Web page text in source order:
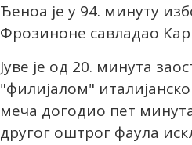
Ђеноа је у 94. минуту
Фрозиноне савладао
Јуве је од 20. минута
"филијалом"
меча догодио пет
другог оштрог фаула